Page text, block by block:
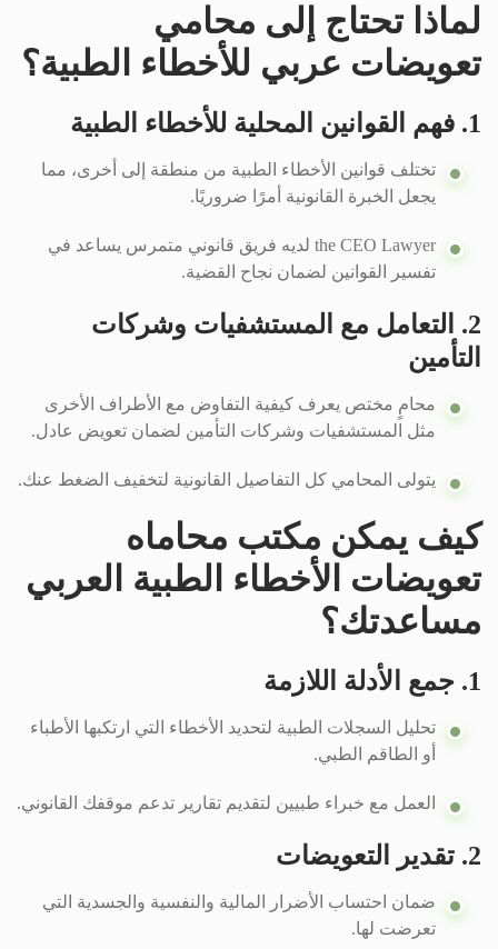
لماذا تحتاج إلى محامي
تعويضات عربي للأخطاء الطبية؟
1. فهم القوانين المحلية للأخطاء الطبية
تختلف قوانين الأخطاء الطبية من منطقة إلى أخرى، مما
يجعل الخبرة القانونية أمرًا ضروريًا.
the CEO Lawyer لديه فريق قانوني متمرس يساعد في
تفسير القوانين لضمان نجاح القضية.
2. التعامل مع المستشفيات وشركات
التأمين
محامٍ مختص يعرف كيفية التفاوض مع الأطراف الأخرى
مثل المستشفيات وشركات التأمين لضمان تعويض عادل.
يتولى المحامي كل التفاصيل القانونية لتخفيف الضغط عنك.
كيف يمكن مكتب محاماه
تعويضات الأخطاء الطبية العربي
مساعدتك؟
1. جمع الأدلة اللازمة
تحليل السجلات الطبية لتحديد الأخطاء التي ارتكبها الأطباء
أو الطاقم الطبي.
العمل مع خبراء طبيين لتقديم تقارير تدعم موقفك القانوني.
2. تقدير التعويضات
ضمان احتساب الأضرار المالية والنفسية والجسدية التي
تعرضت لها.